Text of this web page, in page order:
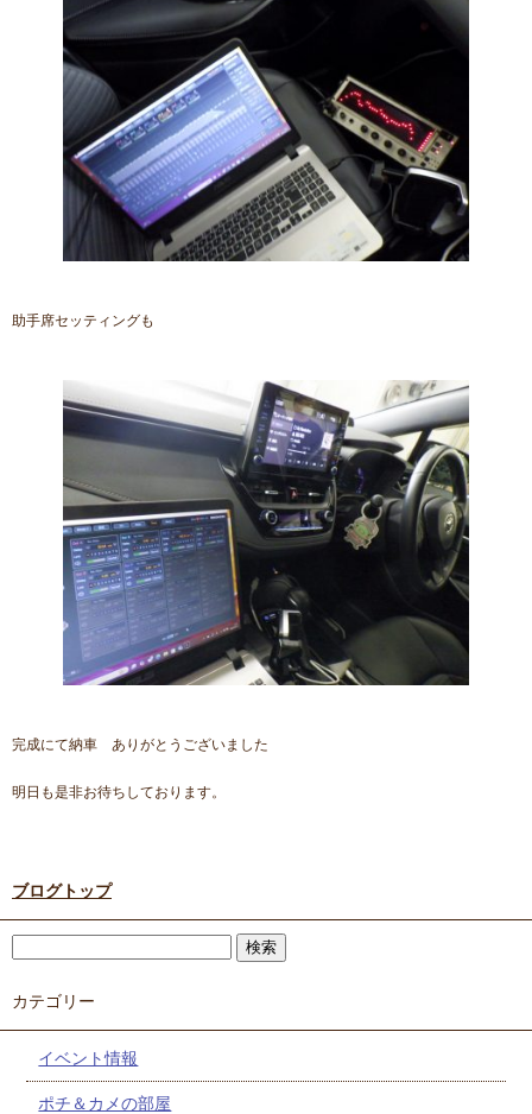
助手席セッティングも
完成にて納車 ありがとうございました
明日も是非お待ちしております。
ブログトップ
カテゴリー
イベント情報
ポチ＆カメの部屋